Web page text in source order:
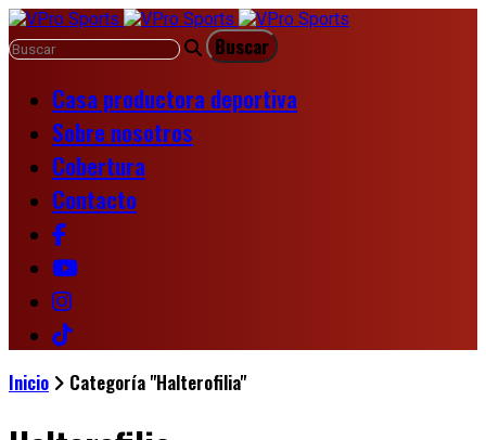
Casa productora deportiva
Sobre nosotros
Cobertura
Contacto
Inicio Categoría "Halterofilia"